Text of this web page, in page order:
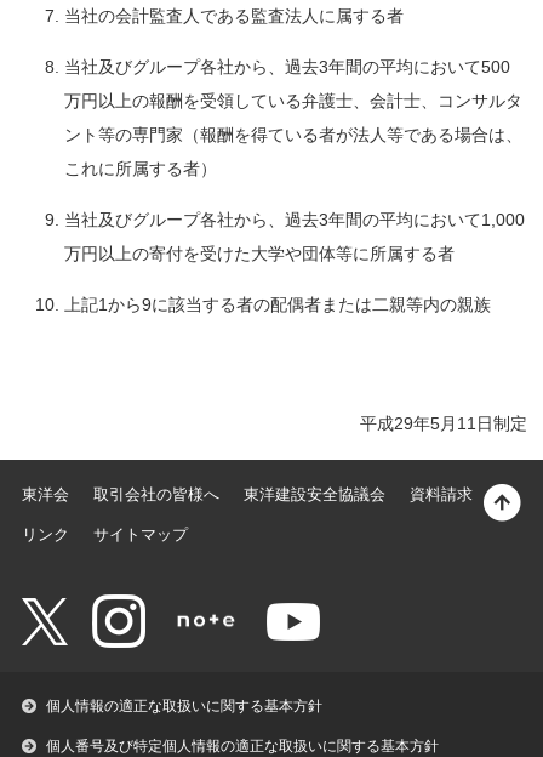
当社の会計監査人である監査法人に属する者
当社及びグループ各社から、過去3年間の平均において500
万円以上の報酬を受領している弁護士、会計士、コンサルタ
ント等の専門家（報酬を得ている者が法人等である場合は、
これに所属する者）
当社及びグループ各社から、過去3年間の平均において1,000
万円以上の寄付を受けた大学や団体等に所属する者
上記1から9に該当する者の配偶者または二親等内の親族
平成29年5月11日制定
東洋会 取引会社の皆様へ 東洋建設安全協議会 資料請求
リンク サイトマップ
個人情報の適正な取扱いに関する基本方針
個人番号及び特定個人情報の適正な取扱いに関する基本方針